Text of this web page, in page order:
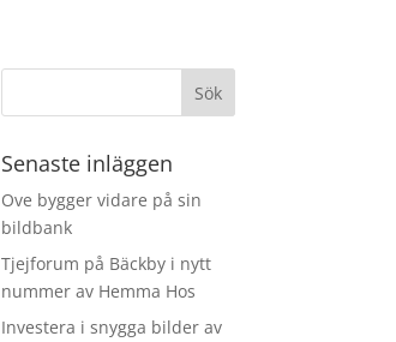
Senaste inläggen
Ove bygger vidare på sin
bildbank
Tjejforum på Bäckby i nytt
nummer av Hemma Hos
Investera i snygga bilder av